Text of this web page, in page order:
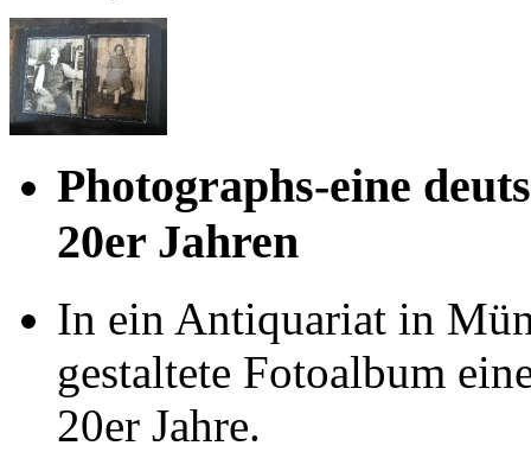
Photographs-eine
20er Jahren
In ein Antiquariat in
gestaltete Fotoalbum
20er Jahre.